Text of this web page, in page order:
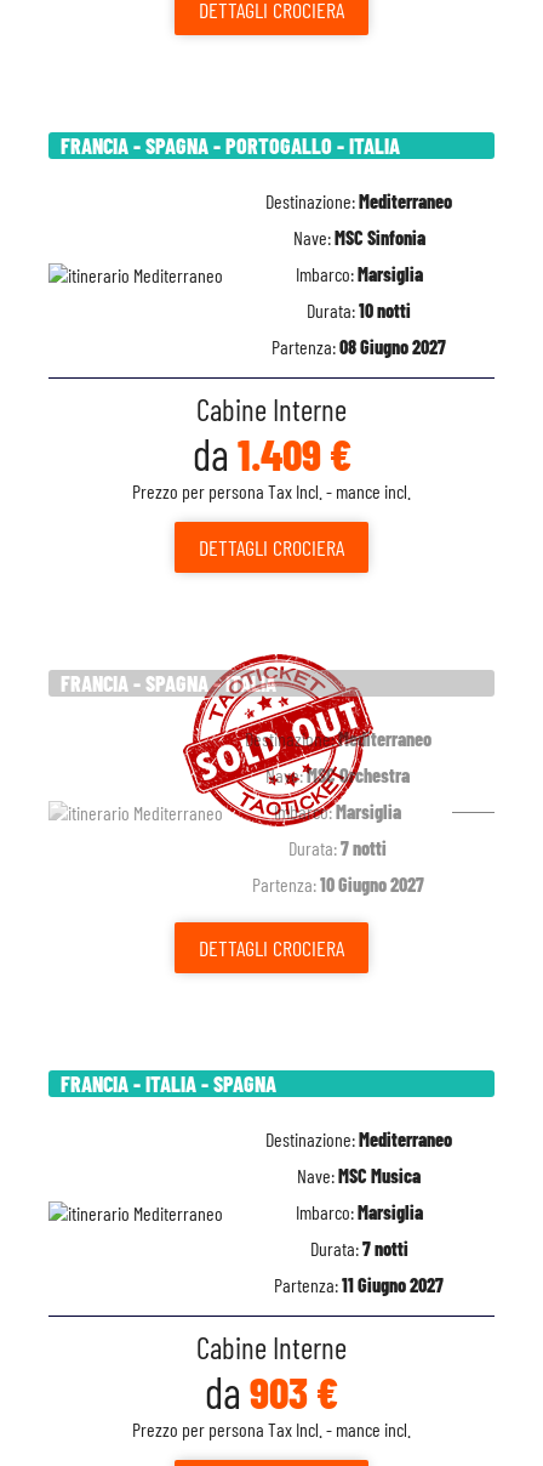
DETTAGLI CROCIERA
FRANCIA - SPAGNA - PORTOGALLO - ITALIA
Destinazione:Mediterraneo
Nave:MSC Sinfonia
Imbarco:Marsiglia
Durata:10 notti
Partenza:08 Giugno 2027
Cabine Interne
da 1.409 €
Prezzo per persona Tax Incl. - mance incl.
DETTAGLI CROCIERA
FRANCIA - SPAGNA - ITALIA
Destinazione:Mediterraneo
Nave:MSC Orchestra
Imbarco:Marsiglia
Durata:7 notti
Partenza:10 Giugno 2027
DETTAGLI CROCIERA
FRANCIA - ITALIA - SPAGNA
Destinazione:Mediterraneo
Nave:MSC Musica
Imbarco:Marsiglia
Durata:7 notti
Partenza:11 Giugno 2027
Cabine Interne
da 903 €
Prezzo per persona Tax Incl. - mance incl.